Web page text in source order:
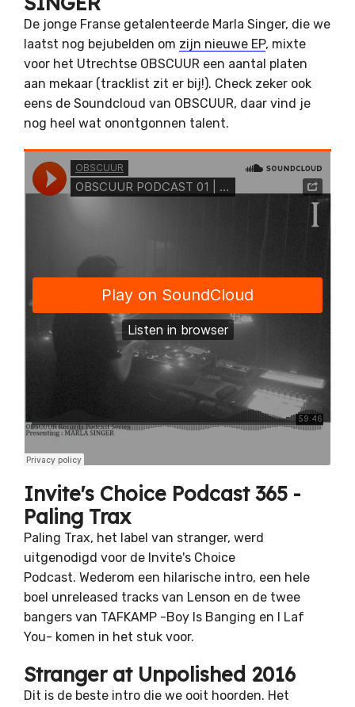
De jonge Franse getalenteerde Marla Singer, die we
laatst nog bejubelden om zijn nieuwe EP, mixte
voor het Utrechtse OBSCUUR een aantal platen
aan mekaar (tracklist zit er bij!). Check zeker ook
eens de Soundcloud van OBSCUUR, daar vind je
nog heel wat onontgonnen talent.
Invite's Choice Podcast 365 -
Paling Trax
Paling Trax, het label van stranger, werd
uitgenodigd voor de Invite's Choice
Podcast. Wederom een hilarische intro, een hele
boel unreleased tracks van Lenson en de twee
bangers van TAFKAMP -Boy Is Banging en I Laf
You- komen in het stuk voor.
Stranger at Unpolished 2016
Dit is de beste intro die we ooit hoorden. Het